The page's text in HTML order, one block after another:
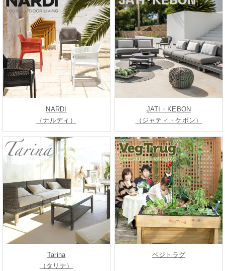
NARDI
（ナルディ）
JATI・KEBON
（ジャティ・ケボン）
Tarina
（タリナ）
ベジトラグ